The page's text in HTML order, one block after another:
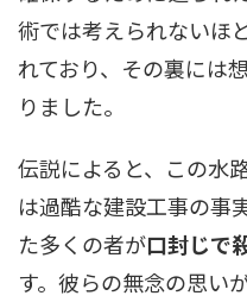
術では考えられないほ
れており、その裏には
りました。
伝説によると、この水
は過酷な建設工事の事
た多くの者が口封じで
す。彼らの無念の思い